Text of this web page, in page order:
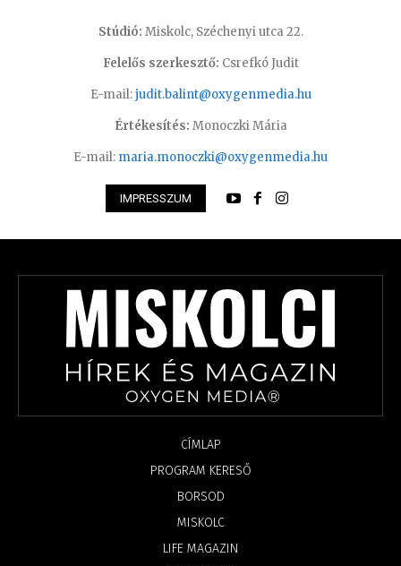
Stúdió: Miskolc, Széchenyi utca 22.
Felelős szerkesztő: Csrefkó Judit
E-mail:judit.balint@oxygenmedia.hu
Értékesítés: Monoczki Mária
E-mail: maria.monoczki@oxygenmedia.hu
IMPRESSZUM
CÍMLAP
PROGRAM KERESŐ
BORSOD
MISKOLC
LIFE MAGAZIN